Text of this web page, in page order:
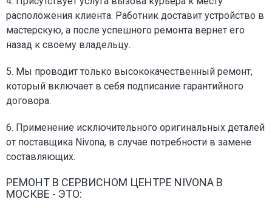
расположения клиента. Работник доставит устройство в
мастерскую, а после успешного ремонта вернет его
назад к своему владельцу.
5. Мы проводит только высококачественный ремонт,
который включает в себя подписание гарантийного
договора.
6. Применение исключительного оригинальных деталей
от поставщика Nivona, в случае потребности в замене
составляющих.
РЕМОНТ В СЕРВИСНОМ ЦЕНТРЕ NIVONA В
МОСКВЕ - ЭТО: